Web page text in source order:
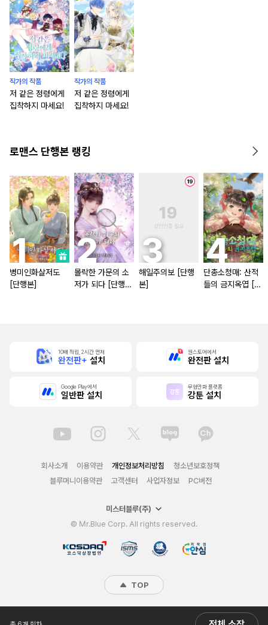
작가의 작품
저 같은 정령에게
집착하지 마세요!
작가의 작품
저 같은 정령에게
집착하지 마세요!
로맨스 단행본 랭킹
병미인화살저도
[단행본]
몰락한 가문의 소
저가 되다 [단행
해일주의보 [단행
본]
단총소청매: 산적
들의 금지옥엽 [단
10배 적립, 2시간 먼저
완전판+ 설치
원스토어에서
완전판 설치
Google Play에서
일반판 설치
무협만화 플랫폼
강툰 설치
회사소개 이용약관 개인정보처리방침
청소년보호정책
블루머니이용약관
고객센터 사업자정보 PC버전
미스터블루(주)
© Mr.Blue Corp. All rights reserved.
TOP